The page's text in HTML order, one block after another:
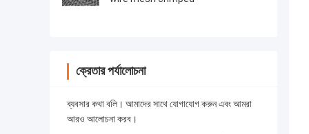
ক্রেতার পর্যালোচনা
ব্যবসার কথা বলি। আমাদের সাথে যোগাযোগ করুন এবং আমরা
আরও আলোচনা করব।